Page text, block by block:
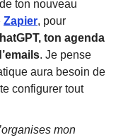
ton nouveau
Zapier, pour
ton agenda
. Je pense
aura besoin de
configurer tout
mon